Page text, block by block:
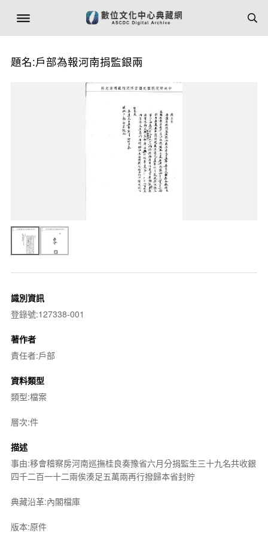
題名:戶部為報河南捐監銀兩
識別資訊
登錄號:127338-001
著作者
責任者:戶部
資料類型
類型:檔案
層次:件
描述
事由:移會稽察房河南巡撫桂良奏豫省六月分捐監生三十九名共收銀
四千二百一十二兩俟湊足五萬兩再行撥歸本省封貯
典藏沿革:內閣檔庫
版本:原件